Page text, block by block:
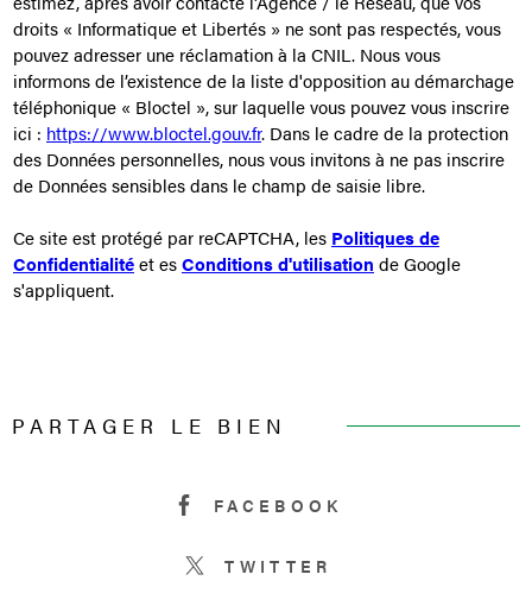
droits « Informatique et Libertés » ne sont pas respectés, vous
pouvez adresser une réclamation à la CNIL. Nous vous
informons de l’existence de la liste d'opposition au démarchage
téléphonique « Bloctel », sur laquelle vous pouvez vous inscrire
ici : https://www.bloctel.gouv.fr. Dans le cadre de la protection
des Données personnelles, nous vous invitons à ne pas inscrire
de Données sensibles dans le champ de saisie libre.
Ce site est protégé par reCAPTCHA, les Politiques de
Confidentialitéet esConditions d'utilisation de Google
s'appliquent.
PARTAGER LE BIEN
FACEBOOK
TWITTER